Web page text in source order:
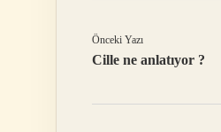
Önceki Yazı
Cille ne anlatıyor ?